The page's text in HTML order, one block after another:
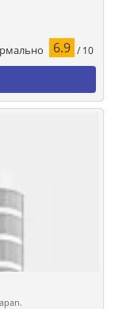
6.9 / 10